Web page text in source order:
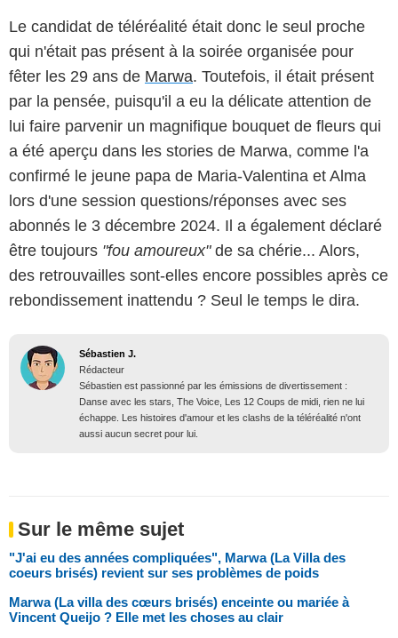
Le candidat de téléréalité était donc le seul proche
qui n'était pas présent à la soirée organisée pour
fêter les 29 ans de Marwa. Toutefois, il était présent
par la pensée, puisqu'il a eu la délicate attention de
lui faire parvenir un magnifique bouquet de fleurs qui
a été aperçu dans les stories de Marwa, comme l'a
confirmé le jeune papa de Maria-Valentina et Alma
lors d'une session questions/réponses avec ses
abonnés le 3 décembre 2024. Il a également déclaré
être toujours "fou amoureux"de sa chérie... Alors,
des retrouvailles sont-elles encore possibles après ce
rebondissement inattendu ? Seul le temps le dira.
Sébastien J.
Rédacteur
Sébastien est passionné par les émissions de divertissement :
Danse avec les stars, The Voice, Les 12 Coups de midi, rien ne lui
échappe. Les histoires d'amour et les clashs de la téléréalité n'ont
aussi aucun secret pour lui.
Sur le même sujet
"J'ai eu des années compliquées", Marwa (La Villa des
coeurs brisés) revient sur ses problèmes de poids
Marwa (La villa des cœurs brisés) enceinte ou mariée à
Vincent Queijo ? Elle met les choses au clair